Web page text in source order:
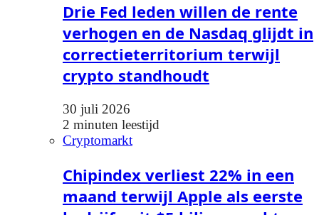
Drie Fed leden willen de rente
verhogen en de Nasdaq glijdt in
correctieterritorium terwijl
crypto standhoudt
30 juli 2026
2 minuten leestijd
Cryptomarkt
Chipindex verliest 22% in een
maand terwijl Apple als eerste